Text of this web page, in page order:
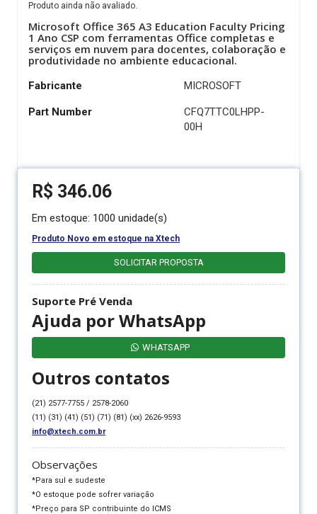
Produto ainda não avaliado.
Microsoft Office 365 A3 Education Faculty Pricing
1 Ano CSP com ferramentas Office completas e
serviços em nuvem para docentes, colaboração e
produtividade no ambiente educacional.
Fabricante MICROSOFT
Part Number
CFQ7TTC0LHPP-
00H
R$ 346.06
Em estoque: 1000 unidade(s)
Produto Novo em estoque na Xtech
SOLICITAR PROPOSTA
Suporte Pré Venda
Ajuda por WhatsApp
WHATSAPP
Outros contatos
(21) 2577-7755 / 2578-2060
(11) (31) (41) (51) (71) (81) (xx) 2626-9593
info@xtech.com.br
Observações
*Para sul e sudeste
*O estoque pode sofrer variação
*Preço para SP contribuinte do ICMS